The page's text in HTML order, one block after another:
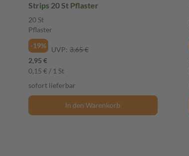
Strips 20 St Pflaster
20 St
Pflaster
-19%
UVP: 3,65 €
2,95 €
0,15 € / 1 St
sofort lieferbar
In den Warenkorb